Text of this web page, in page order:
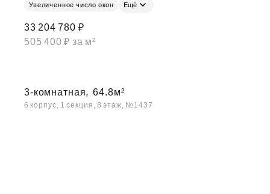
Увеличенное число окон Ещё
33 204 780 ₽
505 400 ₽ за м²
3-комнатная, 64.8м²
6 корпус, 1 секция, 8 этаж, №1437